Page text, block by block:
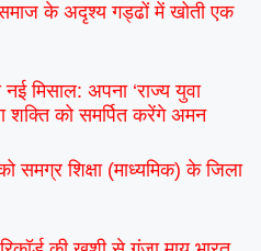
के अदृश्य गड्ढों में खोती एक
मिसाल: अपना ‘राज्य युवा
शक्ति को समर्पित करेंगे अमन
समग्र शिक्षा (माध्यमिक) के जिला